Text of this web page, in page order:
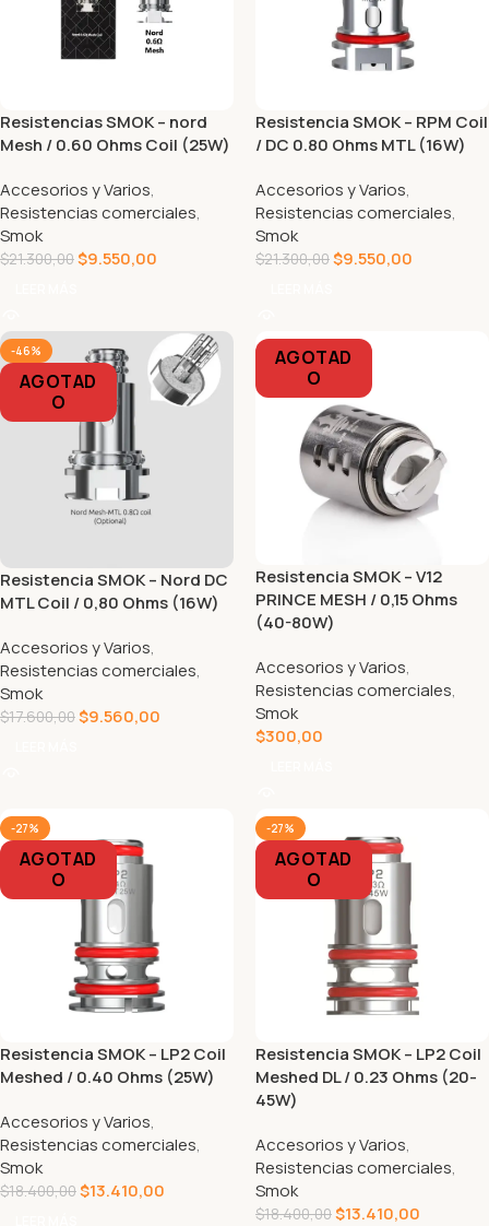
Resistencias SMOK – nord
Mesh / 0.60 Ohms Coil (25W)
Accesorios y Varios,
Resistencias comerciales,
Smok
$21.300,00$9.550,00
Resistencia SMOK – RPM Coil
/ DC 0.80 Ohms MTL (16W)
Accesorios y Varios,
Resistencias comerciales,
Smok
$21.300,00$9.550,00
-46%
AGOTAD
O
Resistencia SMOK – Nord DC
MTL Coil / 0,80 Ohms (16W)
Accesorios y Varios,
Resistencias comerciales,
Smok
$17.600,00$9.560,00
AGOTAD
O
Resistencia SMOK – V12
PRINCE MESH / 0,15 Ohms
(40-80W)
Accesorios y Varios,
Resistencias comerciales,
Smok
$300,00
-27%
AGOTAD
O
Resistencia SMOK – LP2 Coil
Meshed / 0.40 Ohms (25W)
Accesorios y Varios,
Resistencias comerciales,
Smok
$18.400,00$13.410,00
-27%
AGOTAD
O
Resistencia SMOK – LP2 Coil
Meshed DL / 0.23 Ohms (20-
45W)
Accesorios y Varios,
Resistencias comerciales,
Smok
$18.400,00$13.410,00